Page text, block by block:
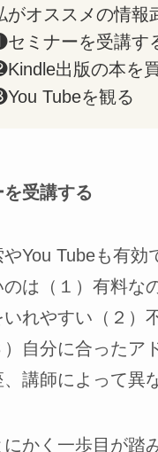
がオススメの情報
ミナーを受講す
出版の本を
Tubeを観る
受講する
You Tubeも有効
は（１）有料な
いれやすい（２）
自分に合ったア
講師によって異
かく一歩目が踏